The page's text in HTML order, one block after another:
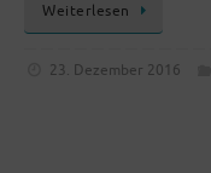
Wei­ter­le­sen
23. Dezember 2016